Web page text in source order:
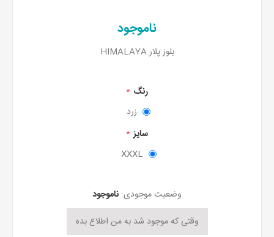
ناموجود
بلوز پلار HIMALAYA
رنگ *
زرد
سایز *
XXXL
وضعیت موجودی: ناموجود